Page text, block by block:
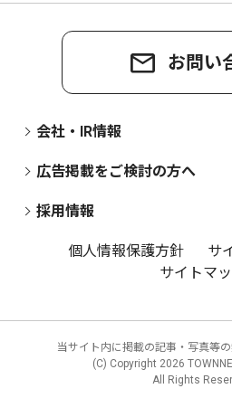
お問い
会社・IR情報
広告掲載をご検討の方へ
採用情報
個人情報保護方針
サ
サイトマ
当サイト内に掲載の記事・写真等の
(C) Copyright 2026
All Rights